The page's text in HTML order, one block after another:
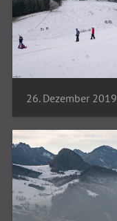
26. Dezember 2019